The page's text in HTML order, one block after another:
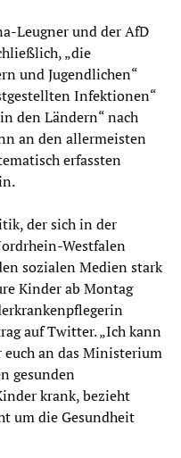
Leugner und der AfD
„die
und Jugendlichen“
Infektionen“
den Ländern“ nach
an den allermeisten
erfassten
der sich in der
Westfalen
sozialen Medien stark
Kinder ab Montag
auf Twitter. „Ich kann
an das Ministerium
gesunden
krank, bezieht
um die Gesundheit